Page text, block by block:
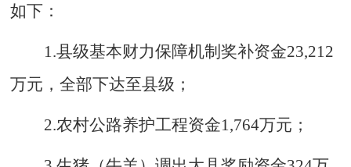
如下：
1.县级基本财力保障机制奖补资金23,212
万元，全部下达至县级 ；
2.农村公路养护工程资金1 ,764万元 ；